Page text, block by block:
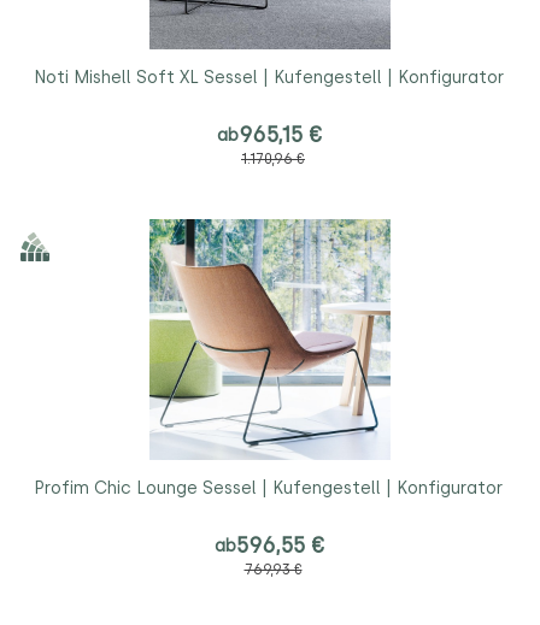
Noti Mishell Soft XL Sessel | Kufengestell | Konfigurator
ab965,15 €
1.170,96 €
Profim Chic Lounge Sessel | Kufengestell | Konfigurator
ab596,55 €
769,93 €